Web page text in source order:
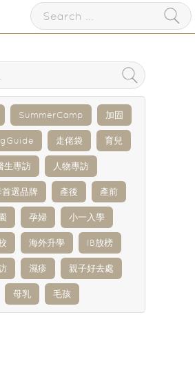
SummerCamp 加固
走佬袋 育兒
生專訪 人物專訪
選品牌 產後 產前
孕婦 小一入學
海外升學 IB放榜
濕疹 親子好去處
母乳 毛孩